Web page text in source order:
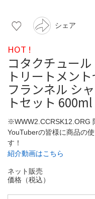
シェア
HOT !
コタクチュー
トリートメン
フランネル シ
トセット 600ml
※WWW2.CCRSK12.ORG
YouTuberの皆様に商品の
す！
紹介動画はこちら
ネット販売
価格（税込）